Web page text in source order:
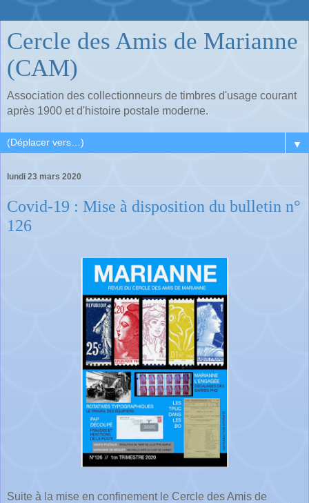
Cercle des Amis de Marianne
(CAM)
Association des collectionneurs de timbres d'usage courant
après 1900 et d'histoire postale moderne.
▼
lundi 23 mars 2020
Covid-19 : Mise à disposition du bulletin n°
126
Suite à la mise en confinement le Cercle des Amis de